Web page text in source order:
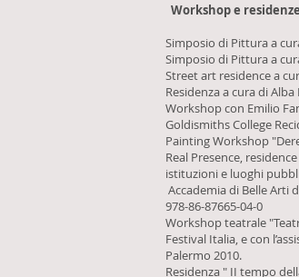
Workshop e
Simposio di Pittura a
Simposio di Pittura a
Street art residence a
Residenza a cura di
Workshop con Emilio
Goldismiths College
Painting Workshop
Real Presence,
istituzioni e luoghi
Accademia di Belle Arti
978-86-87665-04-0
Workshop teatrale
Festival Italia, e con
Palermo 2010.
Residenza " II tempo